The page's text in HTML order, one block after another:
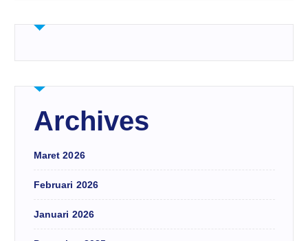
Archives
Maret 2026
Februari 2026
Januari 2026